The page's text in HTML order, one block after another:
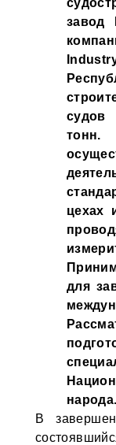
завод
судов
цехах
для
народа.
В